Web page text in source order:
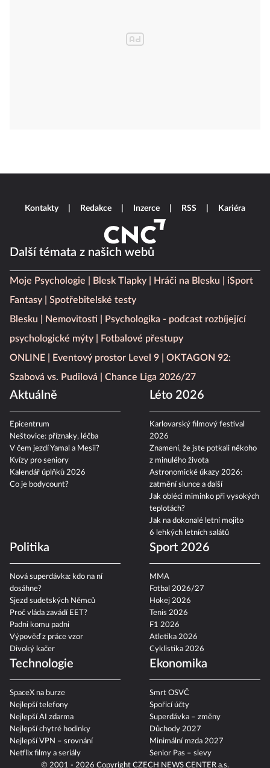
Další témata z našich webů
Moje Psychologie Blesk Tlapky Hráči na Blesku
iSport
Fantasy
Spotřebitelské testy
Blesku
Nemovitosti
Psychologika - podcast rozbíjející
psychologické mýty
Fotbalové přestupy
ONLINE
Eventový prostor Level 9
OKTAGON 92:
Szabová vs. Pudilová
Chance Liga 2026/27
Aktuálně
Epicentrum
Neštovice: příznaky, léčba
V čem jezdí Yamal a Mesii?
Kvízy pro seniory
Kalendář úplňků 2026
Co je bodycount?
Léto 2026
Karlovarský filmový festival
2026
Znamení, že jste potkali někoho
z minulého života
Astronomické úkazy 2026:
zatmění slunce a další
Jak obléci miminko při vysokých
teplotách?
Jak na dokonalé letní mojito
6 lehkých letních salátů
Politika
Nová superdávka: kdo na ní
dosáhne?
Sjezd sudetských Němců
Proč vláda zavádí EET?
Padni komu padni
Výpověď z práce vzor
Divoký kačer
Sport 2026
MMA
Fotbal 2026/27
Hokej 2026
Tenis 2026
F1 2026
Atletika 2026
Cyklistika 2026
Technologie
SpaceX na burze
Nejlepší telefony
Nejlepší AI zdarma
Nejlepší chytré hodinky
Nejlepší VPN – srovnání
Netflix filmy a seriály
Ekonomika
Smrt OSVČ
Spořicí účty
Superdávka – změny
Důchody 2027
Minimální mzda 2027
Senior Pas – slevy
Kontakty Redakce Inzerce RSS Kariéra
© 2001 - 2026 Copyright CZECH NEWS CENTER a.s.